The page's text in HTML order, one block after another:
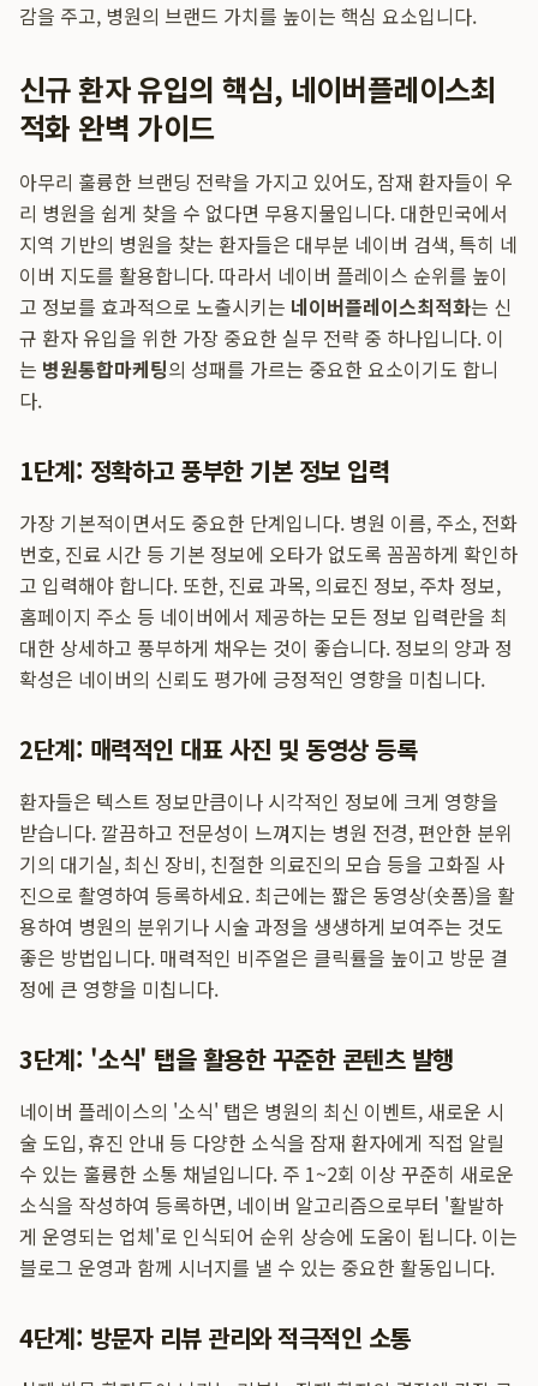
감을 주고, 병원의 브랜드 가치를 높이는 핵심 요소입니다.
신규 환자 유입의 핵심, 네이버플레이스최
적화 완벽 가이드
아무리 훌륭한 브랜딩 전략을 가지고 있어도, 잠재 환자들이 우
리 병원을 쉽게 찾을 수 없다면 무용지물입니다. 대한민국에서
지역 기반의 병원을 찾는 환자들은 대부분 네이버 검색, 특히 네
이버 지도를 활용합니다. 따라서 네이버 플레이스 순위를 높이
고 정보를 효과적으로 노출시키는 네이버플레이스최적화는 신
규 환자 유입을 위한 가장 중요한 실무 전략 중 하나입니다. 이
는 병원통합마케팅의 성패를 가르는 중요한 요소이기도 합니
다.
1단계: 정확하고 풍부한 기본 정보 입력
가장 기본적이면서도 중요한 단계입니다. 병원 이름, 주소, 전화
번호, 진료 시간 등 기본 정보에 오타가 없도록 꼼꼼하게 확인하
고 입력해야 합니다. 또한, 진료 과목, 의료진 정보, 주차 정보,
홈페이지 주소 등 네이버에서 제공하는 모든 정보 입력란을 최
대한 상세하고 풍부하게 채우는 것이 좋습니다. 정보의 양과 정
확성은 네이버의 신뢰도 평가에 긍정적인 영향을 미칩니다.
2단계: 매력적인 대표 사진 및 동영상 등록
환자들은 텍스트 정보만큼이나 시각적인 정보에 크게 영향을
받습니다. 깔끔하고 전문성이 느껴지는 병원 전경, 편안한 분위
기의 대기실, 최신 장비, 친절한 의료진의 모습 등을 고화질 사
진으로 촬영하여 등록하세요. 최근에는 짧은 동영상(숏폼)을 활
용하여 병원의 분위기나 시술 과정을 생생하게 보여주는 것도
좋은 방법입니다. 매력적인 비주얼은 클릭률을 높이고 방문 결
정에 큰 영향을 미칩니다.
3단계: '소식' 탭을 활용한 꾸준한 콘텐츠 발행
네이버 플레이스의 '소식' 탭은 병원의 최신 이벤트, 새로운 시
술 도입, 휴진 안내 등 다양한 소식을 잠재 환자에게 직접 알릴
수 있는 훌륭한 소통 채널입니다. 주 1~2회 이상 꾸준히 새로운
소식을 작성하여 등록하면, 네이버 알고리즘으로부터 '활발하
게 운영되는 업체'로 인식되어 순위 상승에 도움이 됩니다. 이는
블로그 운영과 함께 시너지를 낼 수 있는 중요한 활동입니다.
4단계: 방문자 리뷰 관리와 적극적인 소통